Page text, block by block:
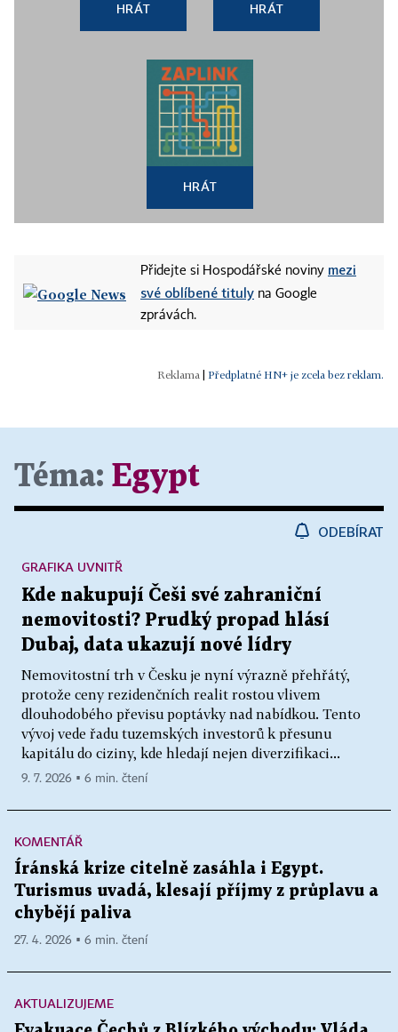
HRÁT HRÁT
HRÁT
Přidejte si Hospodářské noviny mezi
své oblíbené tituly na Google
zprávách.
Předplatné HN+ je zcela bez reklam.
Téma: Egypt
ODEBÍRAT
Kde nakupují Češi své zahraniční
nemovitosti? Prudký propad hlásí
Dubaj, data ukazují nové lídry
Nemovitostní trh v Česku je nyní výrazně přehřátý,
protože ceny rezidenčních realit rostou vlivem
dlouhodobého převisu poptávky nad nabídkou. Tento
vývoj vede řadu tuzemských investorů k přesunu
kapitálu do ciziny, kde hledají nejen diverzifikaci...
GRAFIKA UVNITŘ
9. 7. 2026 ▪ 6 min. čtení
KOMENTÁŘ
Íránská krize citelně zasáhla i Egypt.
Turismus uvadá, klesají příjmy z průplavu a
chybějí paliva
27. 4. 2026 ▪ 6 min. čtení
AKTUALIZUJEME